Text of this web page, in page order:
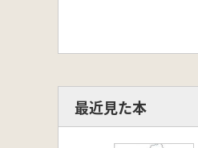
最近見た本